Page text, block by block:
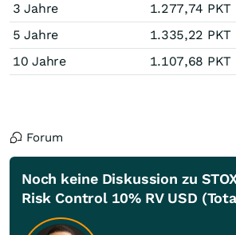
3 Jahre
1.277,74 PKT
5 Jahre
1.335,22 PKT
10 Jahre
1.107,68 PKT
Forum
Noch keine Diskussion zu
Risk Control 10% RV USD